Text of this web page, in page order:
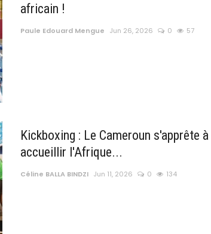
africain !
Paule Edouard Mengue Jun 26, 2026 0 57
Kickboxing : Le Cameroun s'apprête à
accueillir l'Afrique...
Céline BALLA BINDZI Jun 11, 2026 0 134